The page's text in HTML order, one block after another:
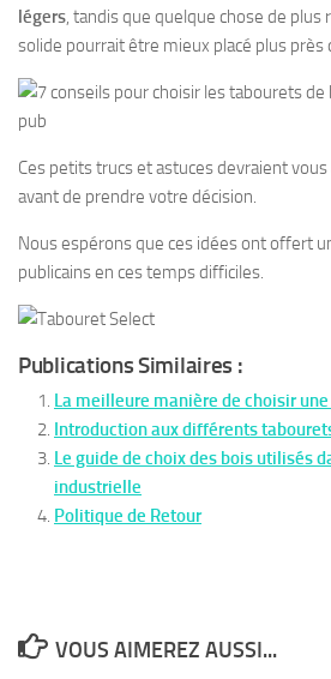
légers, tandis que quelque chose de plus
solide pourrait être mieux placé plus près
Ces petits trucs et astuces devraient
avant de prendre votre décision.
Nous espérons que ces idées ont offert
publicains en ces temps difficiles.
Publications Similaires :
La meilleure manière de choisir
Introduction aux différents
Le guide de choix des bois utilisés
industrielle
Politique de Retour
VOUS AIMEREZ AUSSI...